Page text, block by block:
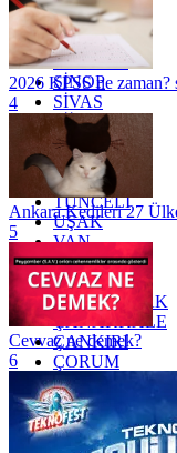
RİZE
SAKARYA
SAMSUN
SİNOP
SİVAS
SİİRT
TEKİRDAĞ
TOKAT
TRABZON
TUNCELİ
UŞAK
VAN
YALOVA
YOZGAT
ZONGULDAK
ÇANAKKALE
ÇANKIRI
ÇORUM
İSTANBUL
İZMİR
ŞANLIURFA
ŞIRNAK
2026 KPSS ne
4
Ankara Kedileri 27
5
Cevvaz ne demek?
6